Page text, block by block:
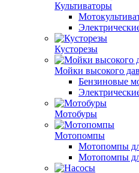
Культиваторы
Кусторезы
Мойки высокого
Бензиновые
Мотобуры
Мотопомпы
Мотопомпы
Мотопомпы